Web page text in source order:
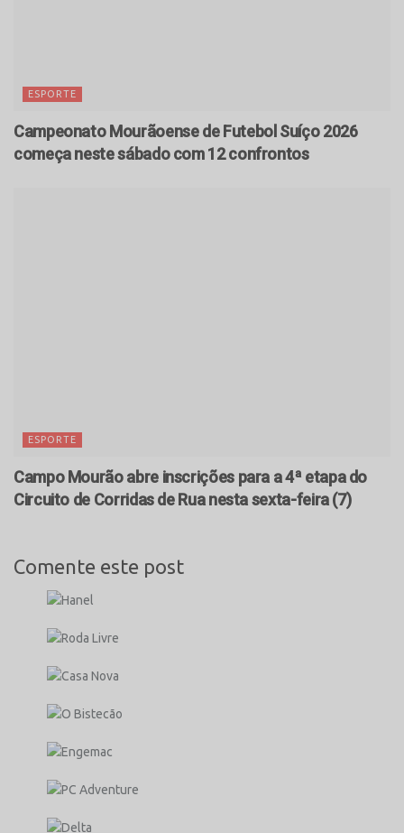
ESPORTE
Campeonato Mourãoense de Futebol Suíço 2026
começa neste sábado com 12 confrontos
ESPORTE
Campo Mourão abre inscrições para a 4ª etapa do
Circuito de Corridas de Rua nesta sexta-feira (7)
Comente este post